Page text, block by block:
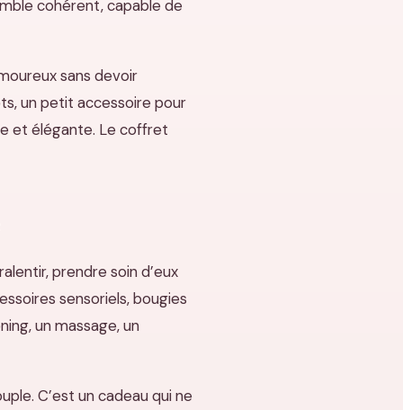
cohérent, capable de
sans devoir
un petit accessoire pour
et élégante. Le coffret
prendre soin d’eux
sensoriels, bougies
un massage, un
C’est un cadeau qui ne